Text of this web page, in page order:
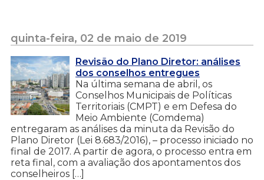
quinta-feira, 02 de maio de 2019
Revisão do Plano Diretor: análises
dos conselhos entregues
Na última semana de abril, os
Conselhos Municipais de Políticas
Territoriais (CMPT) e em Defesa do
Meio Ambiente (Comdema)
entregaram as análises da minuta da Revisão do
Plano Diretor (Lei 8.683/2016), – processo iniciado no
final de 2017. A partir de agora, o processo entra em
reta final, com a avaliação dos apontamentos dos
conselheiros […]